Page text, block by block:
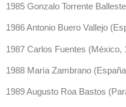
1985 Gonzalo Torrente
1986 Antonio Buero Vallejo
1987 Carlos Fuentes (México,
1988 María Zambrano
1989 Augusto Roa Bastos